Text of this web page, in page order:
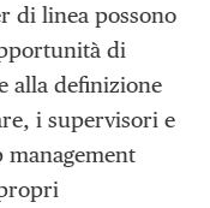
di linea possono
di
alla definizione
i supervisori e
management